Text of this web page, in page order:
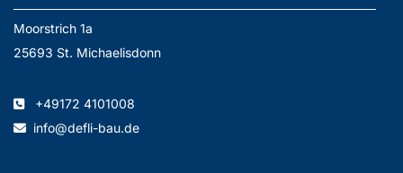
Moorstrich 1a
25693 St. Michaelisdonn
 +49172 4101008
 info@defli-bau.de